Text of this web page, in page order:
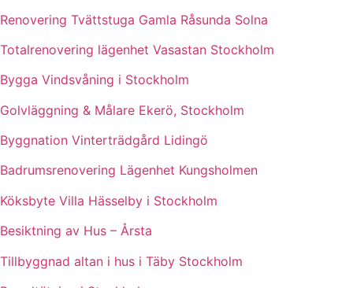
Renovering Tvättstuga Gamla Råsunda Solna
Totalrenovering lägenhet Vasastan Stockholm
Bygga Vindsvåning i Stockholm
Golvläggning & Målare Ekerö, Stockholm
Byggnation Vinterträdgård Lidingö
Badrumsrenovering Lägenhet Kungsholmen
Köksbyte Villa Hässelby i Stockholm
Besiktning av Hus – Årsta
Tillbyggnad altan i hus i Täby Stockholm